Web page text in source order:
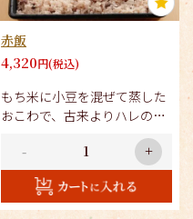
赤飯
4,320円(税込)
もち米に小豆を混ぜて蒸した
おこわで、古来よりハレの日
親しまれている縁起の良いも
のです。
- +